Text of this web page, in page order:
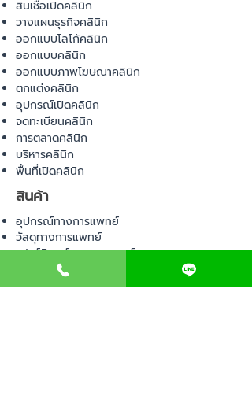
สินเชื่อเปิดคลินิก
วางแผนธุรกิจคลินิก
ออกแบบโลโก้คลินิก
ออกแบบคลินิก
ออกแบบภาพโฆษณาคลินิก
ตกแต่งคลินิก
อุปกรณ์เปิดคลินิก
จดทะเบียนคลินิก
การตลาดคลินิก
บริหารคลินิก
พื้นที่เปิดคลินิก
สินค้า
อุปกรณ์ทางการแพทย์
วัสดุทางการแพทย์
เฟอร์นิเจอร์ทางการแพทย์
ผ้าคลุมเตียง
โคมไฟทางการแพทย์